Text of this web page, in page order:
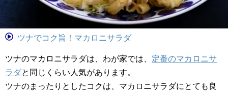
ツナでコク旨！マカロニサラダ
ツナのマカロニサラダは、わが家では、 定番のマカロニサ
ラダと同じくらい人気があります。
ツナのまったりとしたコクは、マカロニサラダにとても良